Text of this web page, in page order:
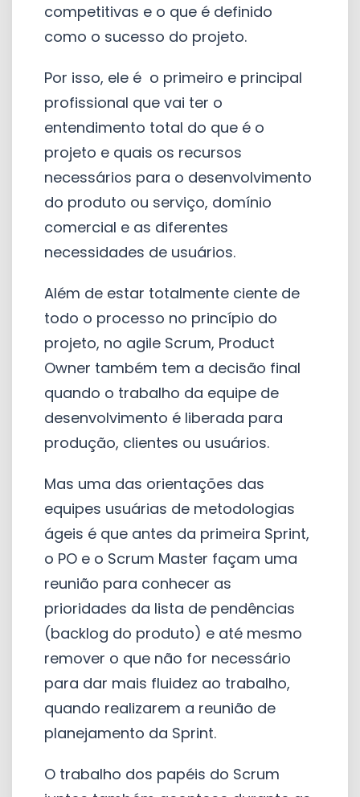
competitivas e o que é definido
como o sucesso do projeto.
Por isso, ele é o primeiro e principal
profissional que vai ter o
entendimento total do que é o
projeto e quais os recursos
necessários para o desenvolvimento
do produto ou serviço, domínio
comercial e as diferentes
necessidades de usuários.
Além de estar totalmente ciente de
todo o processo no princípio do
projeto, no agile Scrum, Product
Owner também tem a decisão final
quando o trabalho da equipe de
desenvolvimento é liberada para
produção, clientes ou usuários.
Mas uma das orientações das
equipes usuárias de metodologias
ágeis é que antes da primeira Sprint,
o PO e o Scrum Master façam uma
reunião para conhecer as
prioridades da lista de pendências
(backlog do produto) e até mesmo
remover o que não for necessário
para dar mais fluidez ao trabalho,
quando realizarem a reunião de
planejamento da Sprint.
O trabalho dos papéis do Scrum